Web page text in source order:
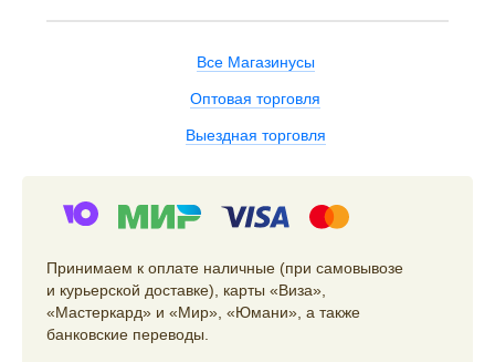
Все Магазинусы
Оптовая торговля
Выездная торговля
Принимаем к оплате наличные (при самовывозе
и курьерской доставке), карты «Виза»,
«Мастеркард» и «Мир», «Юмани», а также
банковские переводы.